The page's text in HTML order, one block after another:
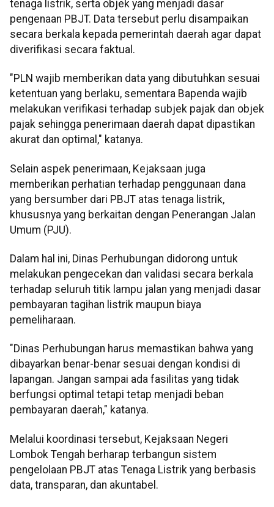
tenaga listrik, serta objek yang menjadi dasar
pengenaan PBJT. Data tersebut perlu disampaikan
secara berkala kepada pemerintah daerah agar dapat
diverifikasi secara faktual.
"PLN wajib memberikan data yang dibutuhkan sesuai
ketentuan yang berlaku, sementara Bapenda wajib
melakukan verifikasi terhadap subjek pajak dan objek
pajak sehingga penerimaan daerah dapat dipastikan
akurat dan optimal," katanya.
Selain aspek penerimaan, Kejaksaan juga
memberikan perhatian terhadap penggunaan dana
yang bersumber dari PBJT atas tenaga listrik,
khususnya yang berkaitan dengan Penerangan Jalan
Umum (PJU).
Dalam hal ini, Dinas Perhubungan didorong untuk
melakukan pengecekan dan validasi secara berkala
terhadap seluruh titik lampu jalan yang menjadi dasar
pembayaran tagihan listrik maupun biaya
pemeliharaan.
"Dinas Perhubungan harus memastikan bahwa yang
dibayarkan benar-benar sesuai dengan kondisi di
lapangan. Jangan sampai ada fasilitas yang tidak
berfungsi optimal tetapi tetap menjadi beban
pembayaran daerah," katanya.
Melalui koordinasi tersebut, Kejaksaan Negeri
Lombok Tengah berharap terbangun sistem
pengelolaan PBJT atas Tenaga Listrik yang berbasis
data, transparan, dan akuntabel.